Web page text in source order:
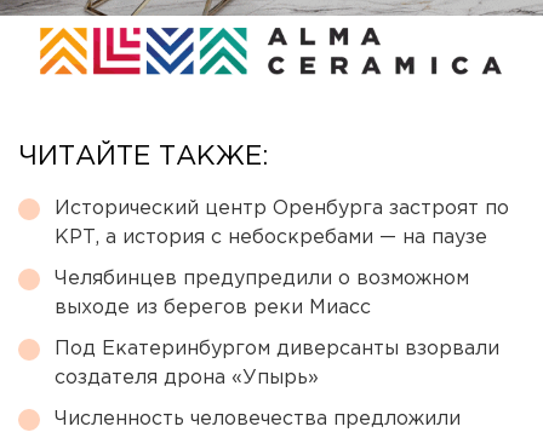
ЧИТАЙТЕ ТАКЖЕ:
Исторический центр Оренбурга застроят по
КРТ, а история с небоскребами — на паузе
Челябинцев предупредили о возможном
выходе из берегов реки Миасс
Под Екатеринбургом диверсанты взорвали
создателя дрона «Упырь»
Численность человечества предложили